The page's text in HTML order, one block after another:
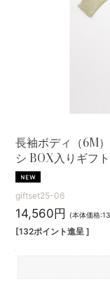
長袖ボディ（6M
シ BOX入りギフ
giftset25-06
14,560円 (本体価格
[132ポイント進呈 ]